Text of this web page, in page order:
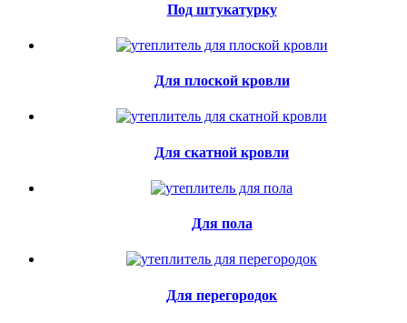
Под штукатурку
Для плоской кровли
Для скатной кровли
Для пола
Для перегородок